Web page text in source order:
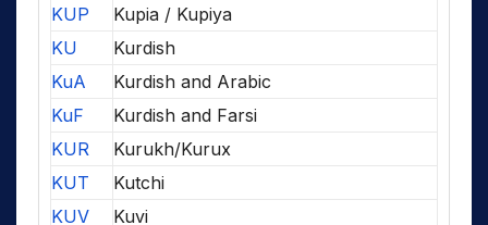
KUP
Kupia / Kupiya
KU
Kurdish
KuA
Kurdish and Arabic
KuF
Kurdish and Farsi
KUR
Kurukh/Kurux
KUT
Kutchi
KUV
Kuvi